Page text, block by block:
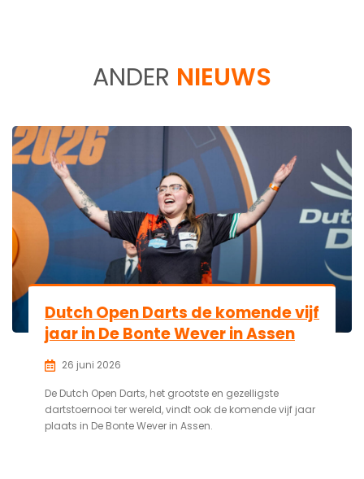
ANDER NIEUWS
Dutch Open Darts de komende vijf
jaar in De Bonte Wever in Assen
26 juni 2026
De Dutch Open Darts, het grootste en gezelligste
dartstoernooi ter wereld, vindt ook de komende vijf jaar
plaats in De Bonte Wever in Assen.